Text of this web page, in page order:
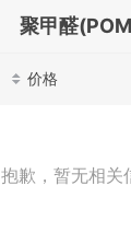
聚甲醛
价格
抱歉，暂无相关